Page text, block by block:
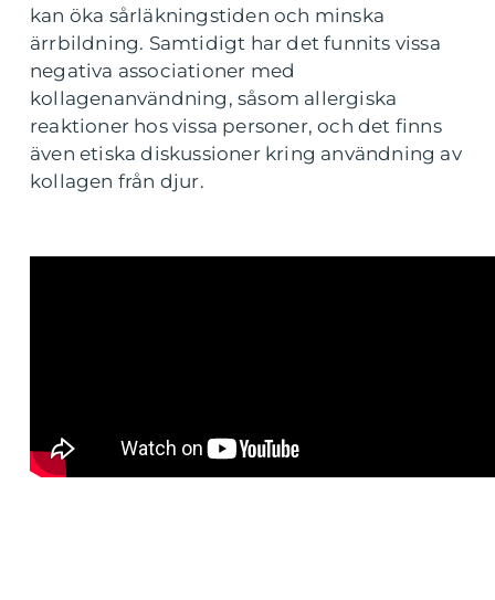
kan öka sårläkningstiden och minska
ärrbildning. Samtidigt har det funnits vissa
negativa associationer med
kollagenanvändning, såsom allergiska
reaktioner hos vissa personer, och det finns
även etiska diskussioner kring användning av
kollagen från djur.